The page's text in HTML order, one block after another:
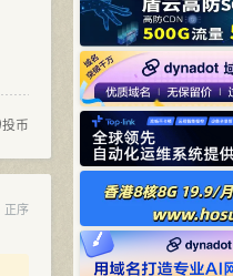
投币
正序